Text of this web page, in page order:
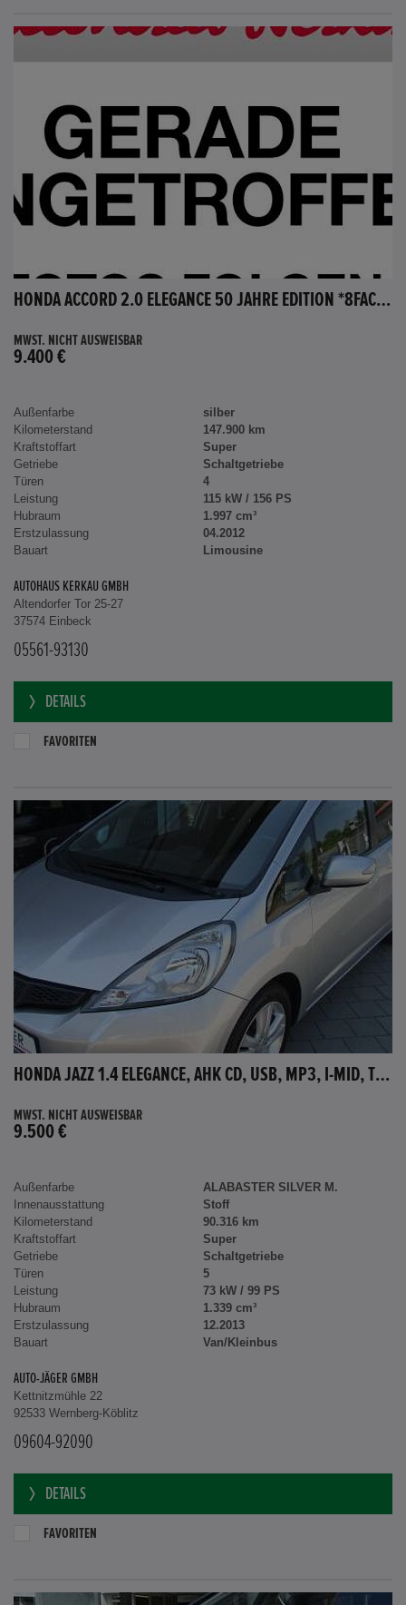
HONDA ACCORD 2.0 ELEGANCE 50 JAHRE EDITION *8FACH BEREIFT*
MWST. NICHT AUSWEISBAR
9.400 €
Außenfarbe
silber
Kilometerstand
147.900 km
Kraftstoffart
Super
Getriebe
Schaltgetriebe
Türen
4
Leistung
115 kW / 156 PS
Hubraum
1.997 cm³
Erstzulassung
04.2012
Bauart
Limousine
AUTOHAUS KERKAU GMBH
Altendorfer Tor 25-27
37574 Einbeck
05561-93130
DETAILS
FAVORITEN
HONDA JAZZ 1.4 ELEGANCE, AHK CD, USB, MP3, I-MID, TEMPOMAT, AUX-IN
MWST. NICHT AUSWEISBAR
9.500 €
Außenfarbe
ALABASTER SILVER M.
Innenausstattung
Stoff
Kilometerstand
90.316 km
Kraftstoffart
Super
Getriebe
Schaltgetriebe
Türen
5
Leistung
73 kW / 99 PS
Hubraum
1.339 cm³
Erstzulassung
12.2013
Bauart
Van/Kleinbus
AUTO-JÄGER GMBH
Kettnitzmühle 22
92533 Wernberg-Köblitz
09604-92090
DETAILS
FAVORITEN